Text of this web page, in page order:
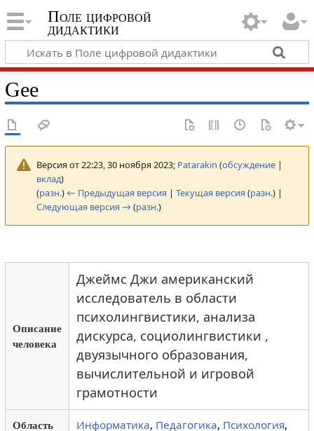
Поле цифровой
дидактики
Gee
Версия от 22:23, 30 ноября 2023; Patarakin (обсуждение|
вклад)
(разн.) ← Предыдущая версия | Текущая версия (разн.) |
Следующая версия → (разн.)
Описание
человека
Джеймс Джи американский
исследователь в области
психолингвистики, анализа
дискурса, социолингвистики ,
двуязычного образования,
вычислительной и игровой
грамотности
Область
Информатика, Педагогика, Психология,